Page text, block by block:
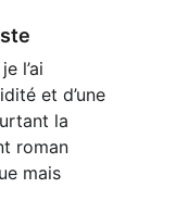
l’ai
et d’une
la
roman
mais